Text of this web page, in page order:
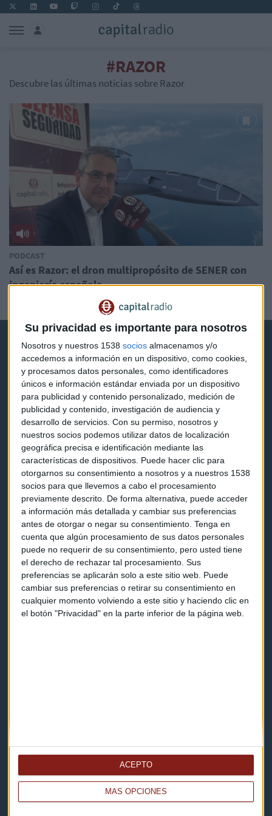
Su privacidad es importante para nosotros
Nosotros y nuestros 1538 socios almacenamos y/o
accedemos a información en un dispositivo, como cookies,
y procesamos datos personales, como identificadores
únicos e información estándar enviada por un dispositivo
para publicidad y contenido personalizado, medición de
publicidad y contenido, investigación de audiencia y
desarrollo de servicios. Con su permiso, nosotros y
nuestros socios podemos utilizar datos de localización
geográfica precisa e identificación mediante las
características de dispositivos. Puede hacer clic para
otorgarnos su consentimiento a nosotros y a nuestros 1538
socios para que llevemos a cabo el procesamiento
previamente descrito. De forma alternativa, puede acceder
a información más detallada y cambiar sus preferencias
antes de otorgar o negar su consentimiento. Tenga en
cuenta que algún procesamiento de sus datos personales
puede no requerir de su consentimiento, pero usted tiene
el derecho de rechazar tal procesamiento. Sus
preferencias se aplicarán solo a este sitio web. Puede
cambiar sus preferencias o retirar su consentimiento en
cualquier momento volviendo a este sitio y haciendo clic en
el botón "Privacidad" en la parte inferior de la página web.
MÁS OPCIONES
ACEPTO
#RAZOR
Descubre las últimas noticias sobre Razor
PODCAST
Así es Razor: el dron multipropósito de SENER con
ingeniería española
Capital Radio
Noticias
Eventos
Consultorios
Programas y podcasts
Contacto & Legal
Contacto
Cómo escucharnos
Política de privacidad